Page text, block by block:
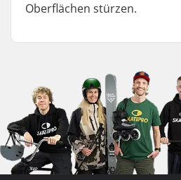
Oberflächen stürzen.